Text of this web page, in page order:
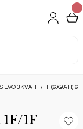
EVO 3KVA 1F/1F (6X9AH)
1F